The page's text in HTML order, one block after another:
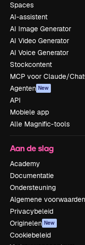
Spaces
AI-assistent
AI Image Generator
AI Video Generator
AI Voice Generator
Stockcontent
MCP voor Claude/
Agenten New
API
Mobiele app
Alle Magnific-tools
Aan de slag
Academy
Documentatie
Ondersteuning
Algemene voorwaarden
Privacybeleid
Originelen New
Cookiebeleid